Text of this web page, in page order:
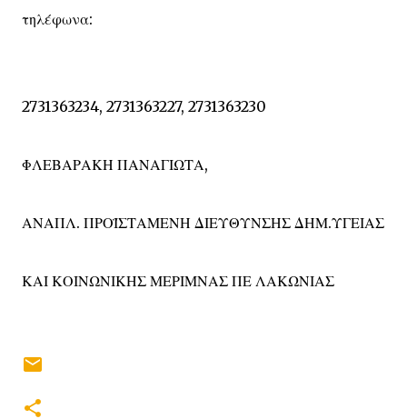
τηλέφωνα:
2731363234, 2731363227, 2731363230
ΦΛΕΒΑΡΑΚΗ ΠΑΝΑΓΙΩΤΑ,
ΑΝΑΠΛ. ΠΡΟΪΣΤΑΜΕΝΗ ΔΙΕΥΘΥΝΣΗΣ ΔΗΜ.ΥΓΕΙΑΣ
ΚΑΙ ΚΟΙΝΩΝΙΚΗΣ ΜΕΡΙΜΝΑΣ ΠΕ ΛΑΚΩΝΙΑΣ